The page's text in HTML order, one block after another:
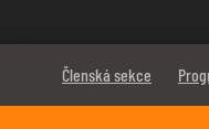
Členská sekce